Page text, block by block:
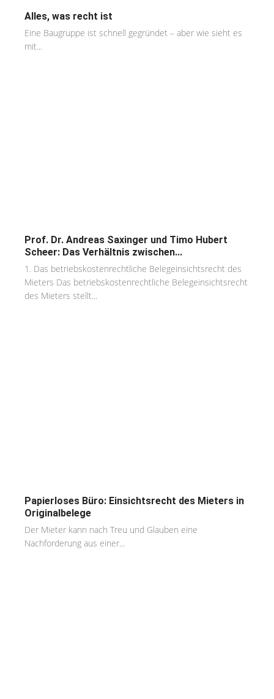
Alles, was recht ist
Eine Baugruppe ist schnell gegründet – aber wie sieht es
mit...
Prof. Dr. Andreas Saxinger und Timo Hubert
Scheer: Das Verhältnis zwischen...
1. Das betriebskostenrechtliche Belegeinsichtsrecht des
Mieters Das betriebskostenrechtliche Belegeinsichtsrecht
des Mieters stellt...
Papierloses Büro: Einsichtsrecht des Mieters in
Originalbelege
Der Mieter kann nach Treu und Glauben eine
Nachforderung aus einer...